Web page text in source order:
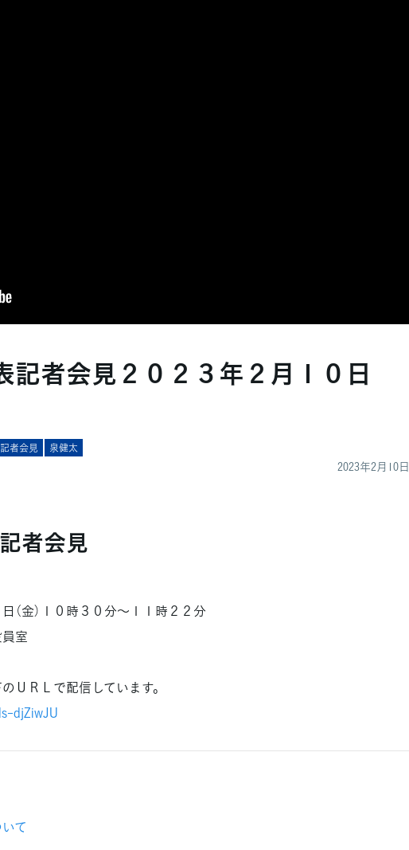
記者会見２０２３年２月１０日
者会見 泉健太
2023年2月10日
者会見
（金）１０時３０分～１１時２２分
室
ＵＲＬで配信しています。
djZiwJU
て